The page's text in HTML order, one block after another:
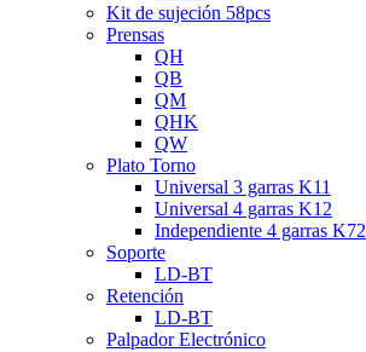
Kit de sujeción 58pcs
Prensas
QH
QB
QM
QHK
QW
Plato Torno
Universal 3 garras K11
Universal 4 garras K12
Independiente 4 garras K72
Soporte
LD-BT
Retención
LD-BT
Palpador Electrónico